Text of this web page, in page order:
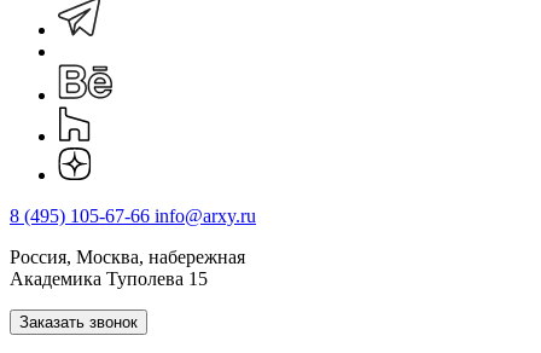
8 (495) 105-67-66 info@arxy.ru
Россия, Москва, набережная
Академика Туполева 15
Заказать звонок